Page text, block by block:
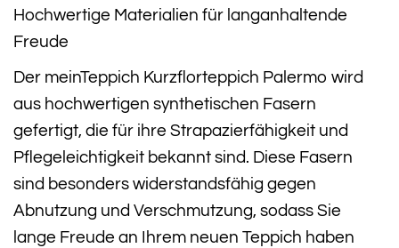
Hochwertige Materialien für langanhaltende
Freude
Der meinTeppich Kurzflorteppich Palermo wird
aus hochwertigen synthetischen Fasern
gefertigt, die für ihre Strapazierfähigkeit und
Pflegeleichtigkeit bekannt sind. Diese Fasern
sind besonders widerstandsfähig gegen
Abnutzung und Verschmutzung, sodass Sie
lange Freude an Ihrem neuen Teppich haben